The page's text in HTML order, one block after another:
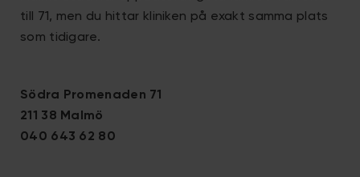
till 71, men du hittar kliniken på exakt samma plats
som tidigare.
Södra Promenaden 71
211 38 Malmö
040 643 62 80